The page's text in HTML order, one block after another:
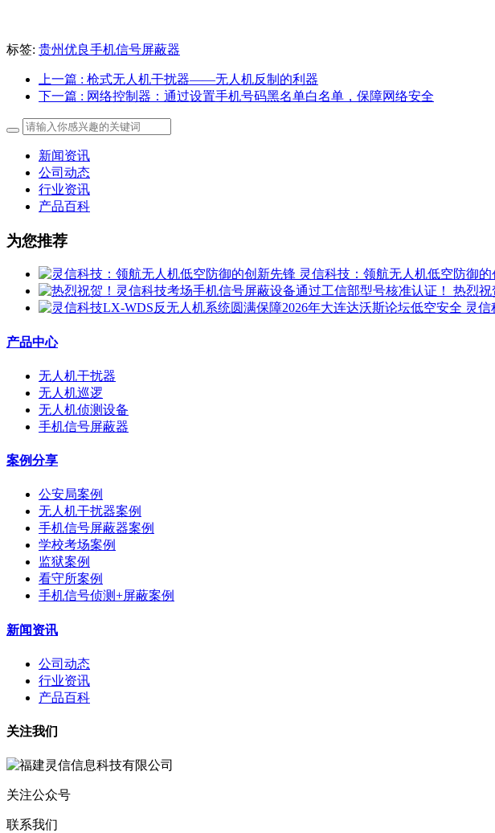
标签: 贵州优良手机信号屏蔽器
上一篇 : 枪式无人机干扰器——无人机反制的利器
下一篇 : 网络控制器：通过设置手机号码黑名单白名单，保障网络安全
新闻资讯
公司动态
行业资讯
产品百科
为您推荐
灵信科技：领航无人机低空防御的
热烈祝
灵信
产品中心
无人机干扰器
无人机巡逻
无人机侦测设备
手机信号屏蔽器
案例分享
公安局案例
无人机干扰器案例
手机信号屏蔽器案例
学校考场案例
监狱案例
看守所案例
手机信号侦测+屏蔽案例
新闻资讯
公司动态
行业资讯
产品百科
关注我们
关注公众号
联系我们